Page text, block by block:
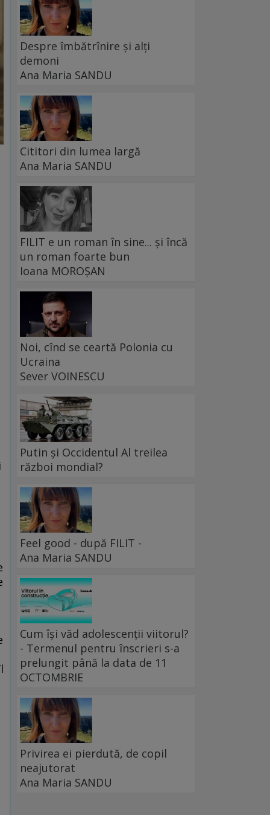
Despre îmbătrînire și alți
demoni
Ana Maria SANDU
Cititori din lumea largă
Ana Maria SANDU
FILIT e un roman în sine... și încă
un roman foarte bun
Ioana MOROȘAN
Noi, cînd se ceartă Polonia cu
Ucraina
Sever VOINESCU
Putin și Occidentul Al treilea
război mondial?
Feel good - după FILIT -
Ana Maria SANDU
Cum își văd adolescenții viitorul?
- Termenul pentru înscrieri s-a
prelungit până la data de 11
OCTOMBRIE
Privirea ei pierdută, de copil
neajutorat
Ana Maria SANDU